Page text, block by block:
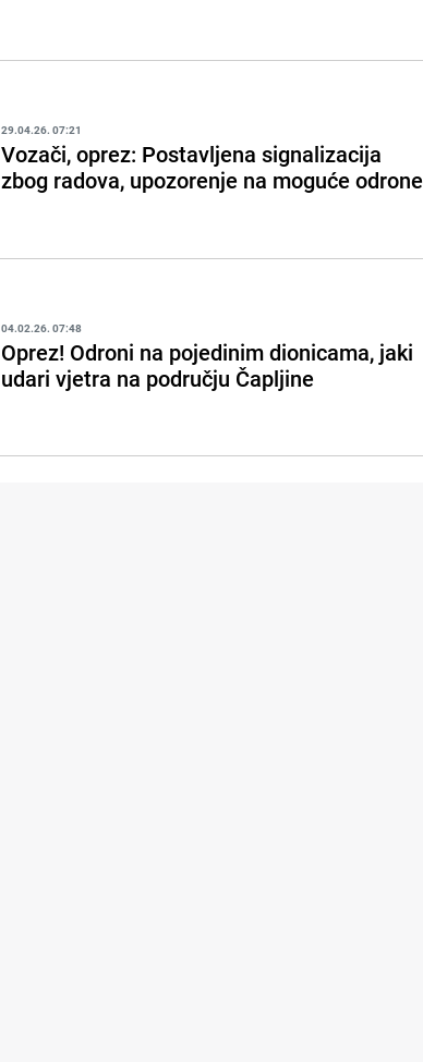
29.04.26. 07:21
Vozači, oprez: Postavljena signalizacija
zbog radova, upozorenje na moguće odrone
04.02.26. 07:48
Oprez! Odroni na pojedinim dionicama, jaki
udari vjetra na području Čapljine